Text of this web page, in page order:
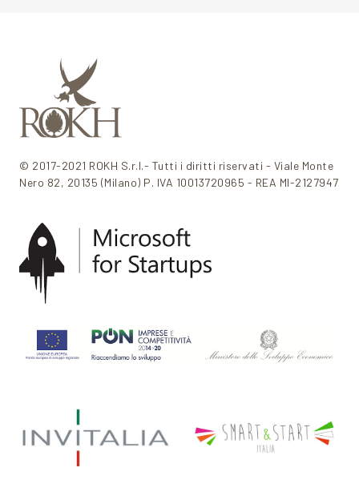
© 2017-2021 ROKH S.r.l.- Tutti i diritti riservati - Viale Monte
Nero 82, 20135 (Milano) P. IVA 10013720965 - REA MI-2127947